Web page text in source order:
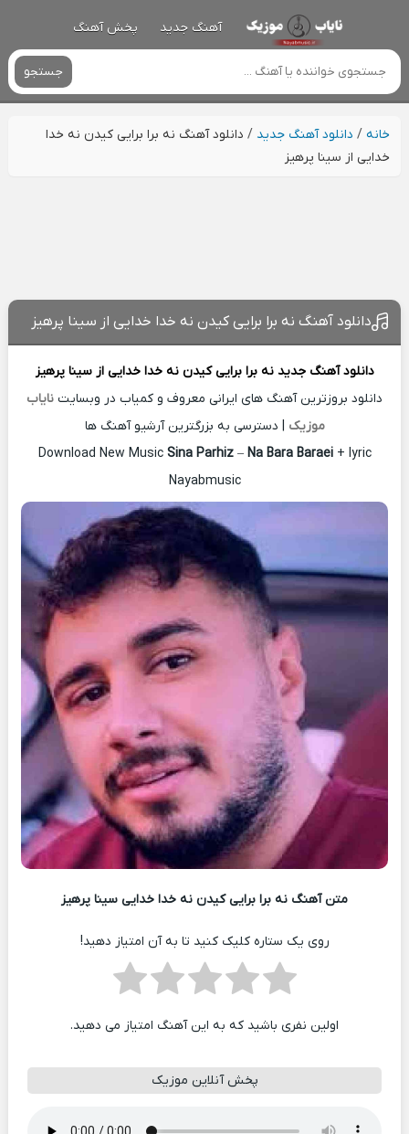
آهنگ جدید پخش آهنگ
جستجو
خانه/ دانلود آهنگ جدید / دانلود آهنگ نه برا برایی کیدن نه خدا
خدایی از سینا پرهیز
دانلود آهنگ نه برا برایی کیدن نه خدا خدایی از سینا پرهیز
دانلود آهنگ جدید نه برا برایی کیدن نه خدا خدایی ازسینا پرهیز
دانلود بروزترین آهنگ های ایرانی معروف و کمیاب در وبسایت نایاب
موزیک | دسترسی به بزرگترین آرشیو آهنگ ها
Download New Music Sina Parhiz– Na Bara Baraei+ lyric
Nayabmusic
متن آهنگ نه برا برایی کیدن نه خدا خدایی سینا پرهیز
روی یک ستاره کلیک کنید تا به آن امتیاز دهید!
اولین نفری باشید که به این آهنگ امتیاز می دهید.
پخش آنلاین موزیک